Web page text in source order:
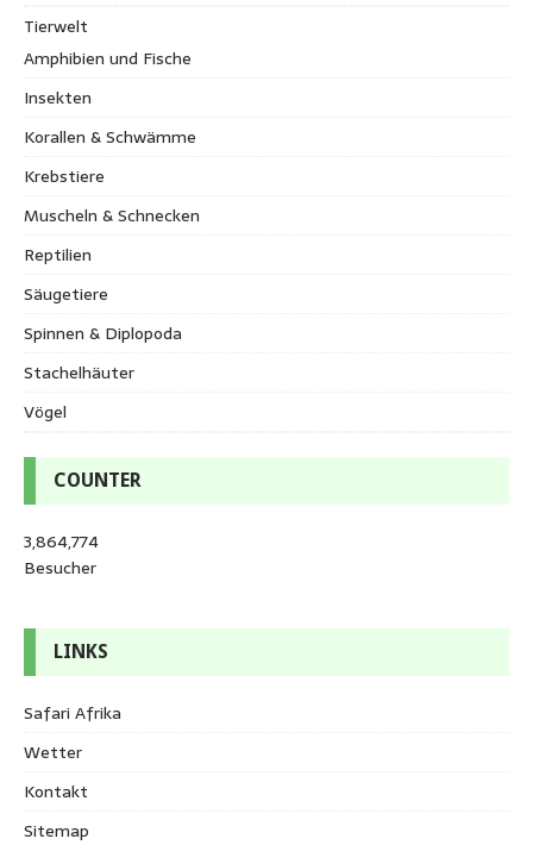
Tierwelt
Amphibien und Fische
Insekten
Korallen & Schwämme
Krebstiere
Muscheln & Schnecken
Reptilien
Säugetiere
Spinnen & Diplopoda
Stachelhäuter
Vögel
COUNTER
3,864,774
Besucher
LINKS
Safari Afrika
Wetter
Kontakt
Sitemap